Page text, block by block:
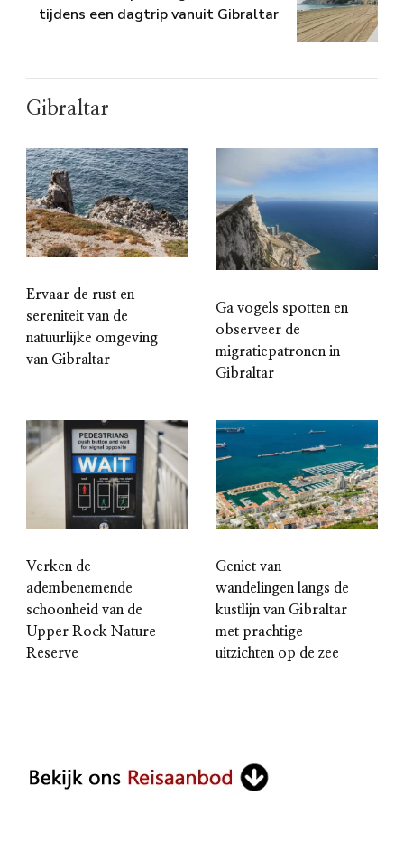
tijdens een dagtrip vanuit Gibraltar
Gibraltar
Ervaar de rust en
sereniteit van de
natuurlijke omgeving
van Gibraltar
Ga vogels spotten en
observeer de
migratiepatronen in
Gibraltar
Verken de
adembenemende
schoonheid van de
Upper Rock Nature
Reserve
Geniet van
wandelingen langs de
kustlijn van Gibraltar
met prachtige
uitzichten op de zee